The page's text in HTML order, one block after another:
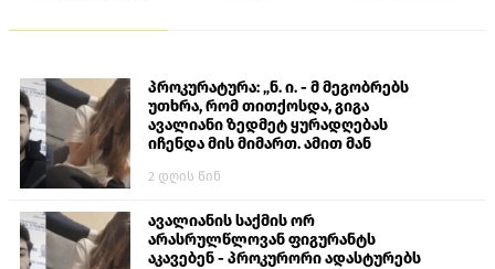
პროკურატურა: „ნ. ი. - მ მეგობრებს
უთხრა, რომ თითქოსდა, გიგა
ავალიანი ზედმეტ ყურადღებას
იჩენდა მის მიმართ. ამით მან
თავს დასხმოდა გიგა ავალიანს“
2 დღის წინ
ავალიანის საქმის ორ
არასრულწლოვან ფიგურანტს
აკავებენ - პროკურორი ადასტურებს